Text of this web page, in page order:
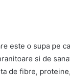
este o supa pe
si de
de fibre,